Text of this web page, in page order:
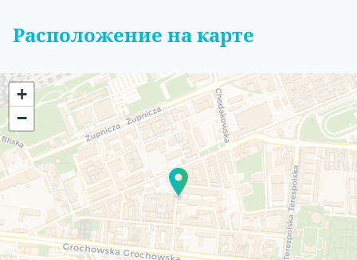
Расположение на карте
+
−